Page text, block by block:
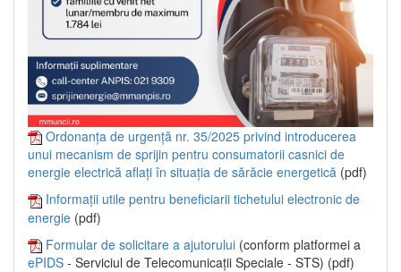
Ordonanța de urgență nr. 35/2025 privind introducerea
unui mecanism de sprijin pentru consumatorii casnici de
energie electrică aflați în situația de sărăcie energetică (pdf)
Informații utile pentru beneficiarii tichetului electronic de
energie (pdf)
Formular de solicitare a ajutorului (conform platformei a
ePIDS - Serviciul de Telecomunicații Speciale - STS) (pdf)